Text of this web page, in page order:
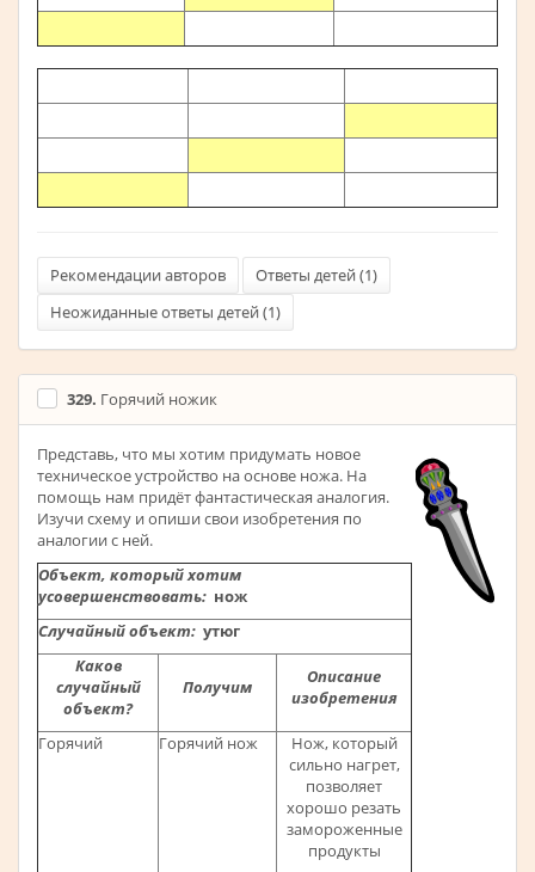
Рекомендации авторов Ответы детей (1)
Неожиданные ответы детей (1)
329. Горячий ножик
Представь, что мы хотим придумать новое
техническое устройство на основе ножа. На
помощь нам придёт фантастическая аналогия.
Изучи схему и опиши свои изобретения по
аналогии с ней.
Объект, который хотим
усовершенствовать: нож
Случайный объект: утюг
Каков
случайный
объект?
Получим
Описание
изобретения
Горячий Горячий нож
Нож, который
сильно нагрет,
позволяет
хорошо резать
замороженные
продукты